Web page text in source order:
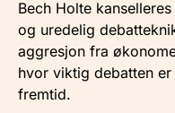
Bech Holte
og uredelig
aggresjon fra
hvor viktig debatten
fremtid.